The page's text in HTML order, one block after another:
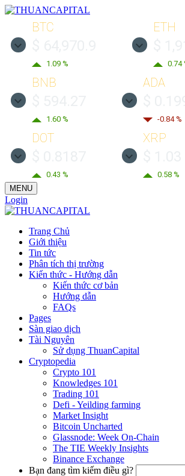
BTC
1.09 %
ETH
0.74
BNB
1.60 %
ADA
-0.84 %
DOT
0.43 %
XRP
0.58 %
MENU
Login
Trang Chủ
Giới thiệu
Tin tức
Phân tích thị trường
Kiến thức - Hướng dẫn
Kiến thức cơ bản
Hướng dẫn
FAQs
Pages
Sàn giao dịch
Tài Nguyên
Sử dụng ThuanCapital
Cryptopedia
Crypto 101
Knowledges 101
Trading 101
Defi - Yeilding farming
Market Insight
Bitcoin Uncharted
Glassnode: Week On-Chain
The TIE Weekly Insights
Binance Exchange
Bạn đang tìm kiếm điều gì?